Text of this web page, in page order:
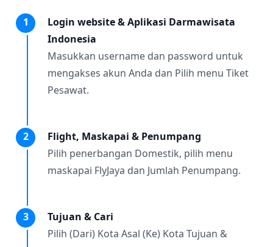
1
Login website & Aplikasi Darmawisata
Indonesia
Masukkan username dan password untuk
mengakses akun Anda dan Pilih menu Tiket
Pesawat.
2
Flight, Maskapai & Penumpang
Pilih penerbangan Domestik, pilih menu
maskapai FlyJaya dan Jumlah Penumpang.
3
Tujuan & Cari
Pilih (Dari) Kota Asal (Ke) Kota Tujuan &